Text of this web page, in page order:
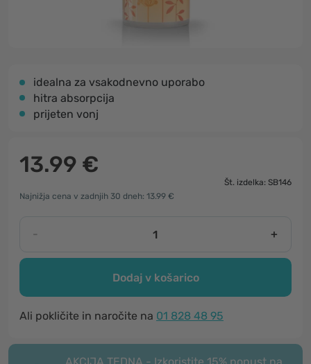
idealna za vsakodnevno uporabo
hitra absorpcija
prijeten vonj
13.99 €
Št. izdelka: SB146
Najnižja cena v zadnjih 30 dneh: 13.99 €
- +
Dodaj v košarico
Ali pokličite in naročite na 01 828 48 95